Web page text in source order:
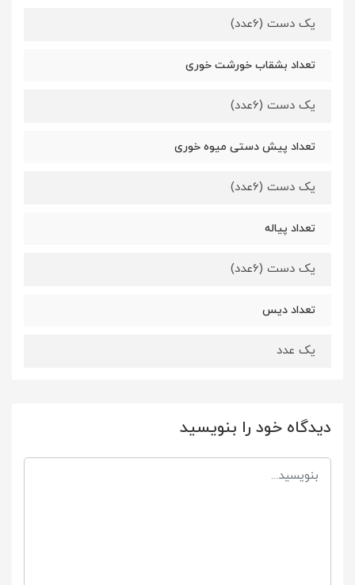
یک دست (6عدد)
تعداد بشقاب خورشت خوری
یک دست (6عدد)
تعداد پیش دستی میوه خوری
یک دست (6عدد)
تعداد پیاله
یک دست (6عدد)
تعداد دیس
یک عدد
دیدگاه خود را بنویسید